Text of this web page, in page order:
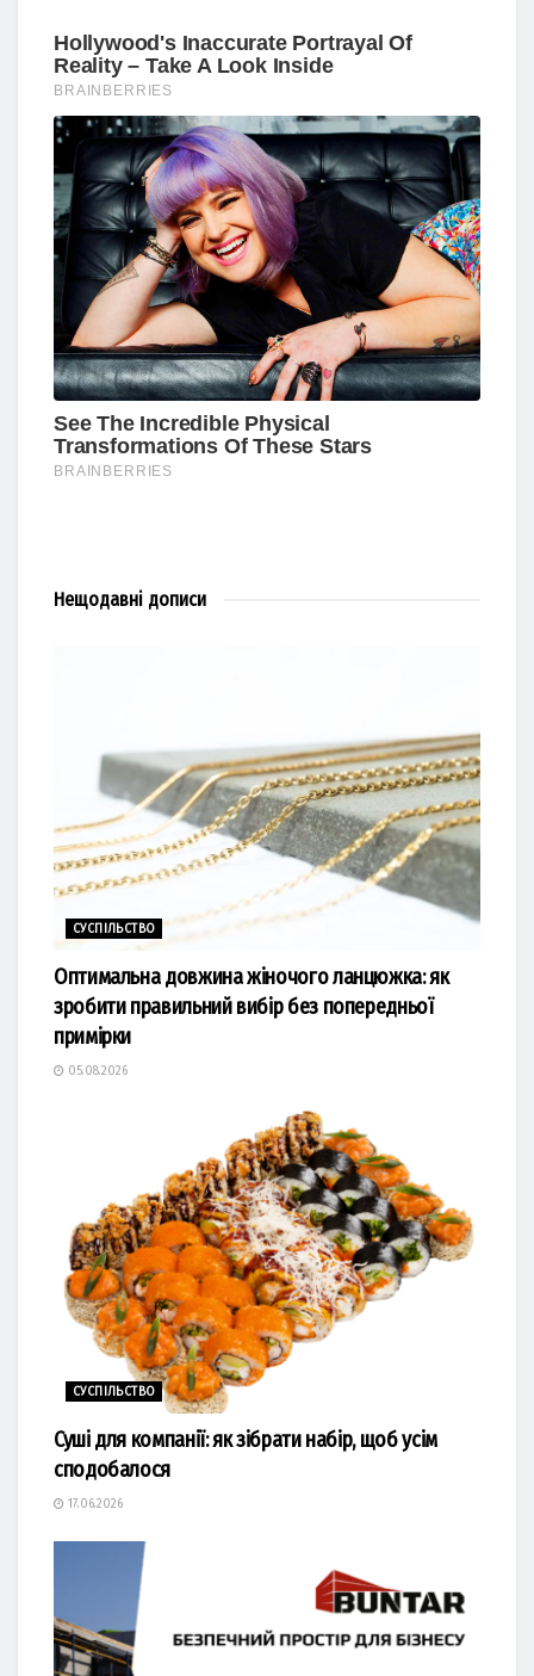
Нещодавні дописи
СУСПІЛЬСТВО
Оптимальна довжина жіночого ланцюжка: як
зробити правильний вибір без попередньої
примірки
05.08.2026
СУСПІЛЬСТВО
Суші для компанії: як зібрати набір, щоб усім
сподобалося
17.06.2026